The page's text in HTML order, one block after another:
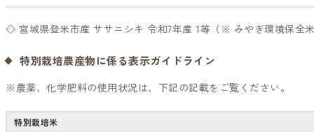
◇ 宮城県登米市産 ササニシキ 令和7年産 1等（※ みやぎ環境保全
特別栽培農産物に係る表示ガイドライン
※農薬、化学肥料の使用状況は、下記の記載をご覧ください。
特別栽培米